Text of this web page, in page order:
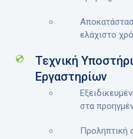
ελάχιστο
Τεχνική
Εργαστηρίων
στα
Προληπτική